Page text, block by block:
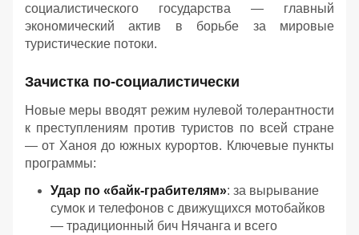
социалистического государства — главный
экономический актив в борьбе за мировые
туристические потоки.
Зачистка по-социалистически
Новые меры вводят режим нулевой толерантности
к преступлениям против туристов по всей стране
— от Ханоя до южных курортов. Ключевые пункты
программы:
Удар по «байк-грабителям»: за вырывание
сумок и телефонов с движущихся мотобайков
— традиционный бич Нячанга и всего